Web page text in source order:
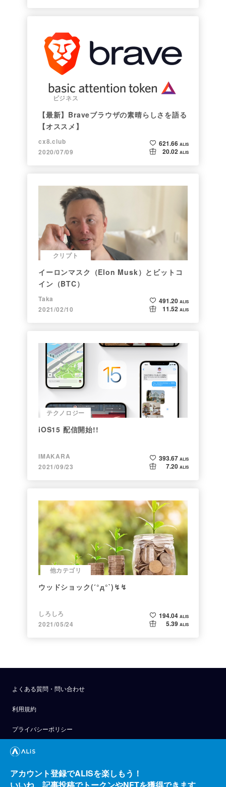
ビジネス
【最新】Braveブラウザの素晴らしさを語る
【オススメ】
cx8.club
2020/07/09
621.66 ALIS
20.02 ALIS
クリプト
イーロンマスク（Elon Musk）とビットコ
イン（BTC）
Taka
2021/02/10
491.20 ALIS
11.52 ALIS
テクノロジー
iOS15 配信開始!!
IMAKARA
2021/09/23
393.67 ALIS
7.20 ALIS
他カテゴリ
ウッドショック(´°д°`)↯↯
しろしろ
2021/05/24
194.04 ALIS
5.39 ALIS
よくある質問・問い合わせ
利用規約
プライバシーポリシー
公式アナウンス
技術ブログ
アカウント登録でALISを楽しもう！